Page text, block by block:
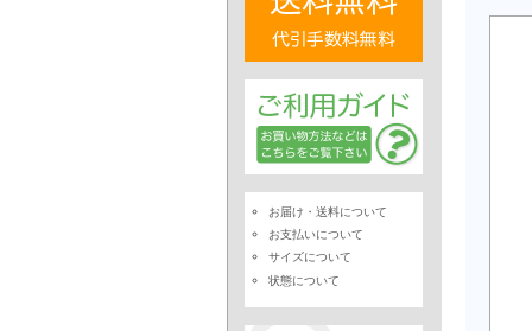
お届け・送料について
お支払いについて
サイズについて
状態について